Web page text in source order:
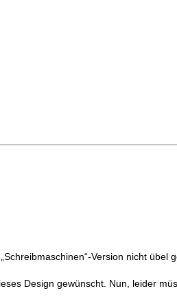
Version nicht übel
Design gewünscht. Nun, leider